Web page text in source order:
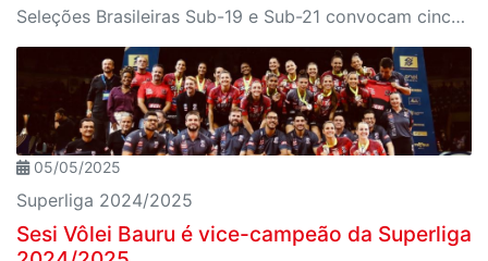
Seleções Brasileiras Sub-19 e Sub-21 convocam cinco jogadoras e convidam outras três do Sesi Bauru a compor treinos para Mundial
05/05/2025
Superliga 2024/2025
Sesi Vôlei Bauru é vice-campeão da Superliga